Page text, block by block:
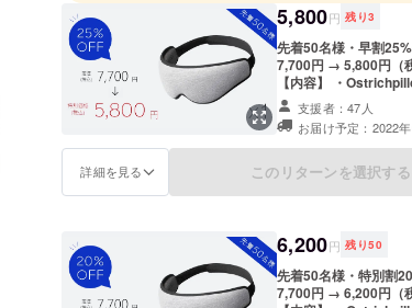
5,800円 残り3
先着50名様・早割
7,700円 → 5,800円（
【内容】 ・
Mask ×１ (Midnight
Night) ・専用ポーチ ×１ ※カラー
お選びください。 ※製
出荷時期が遅れる場
絡致します。
支援者：47人
お届け予定：2022
詳細を見る このリターンを選択する
6,200円 残り50
先着50名様・特別割
7,700円 → 6,200円（